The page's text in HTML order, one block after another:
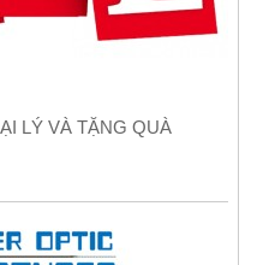
LÝ VÀ TẶNG QUÀ